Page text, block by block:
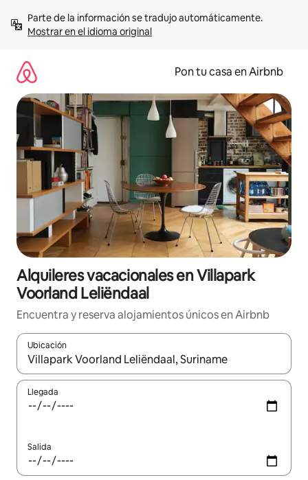
contenidoMostrar en el idioma original
Pon tu casa en Airbnb
Alquileres vacacionales en Villapark
Voorland Leliëndaal
Encuentra y reserva alojamientos únicos en Airbnb
Ubicación
Cuando los resultados estén disponibles, navega con las
Llegada
Salida